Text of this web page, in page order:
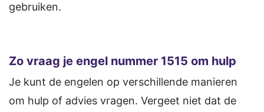
gebruiken.
Zo vraag je engel nummer 1515 om hulp
Je kunt de engelen op verschillende manieren
om hulp of advies vragen. Vergeet niet dat de